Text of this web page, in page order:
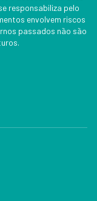
responsabiliza pelo
envolvem riscos
passados não são